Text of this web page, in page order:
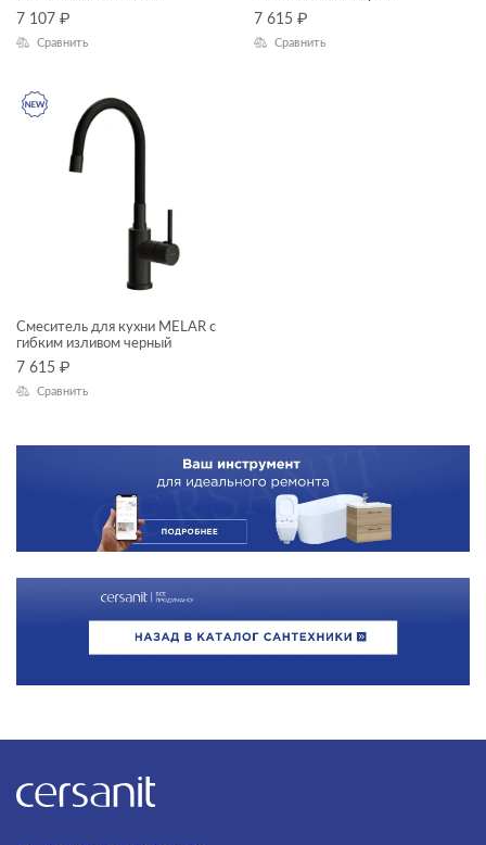
7 107 ₽
Сравнить
7 615 ₽
Сравнить
Смеситель для кухни MELAR с
гибким изливом черный
7 615 ₽
Сравнить